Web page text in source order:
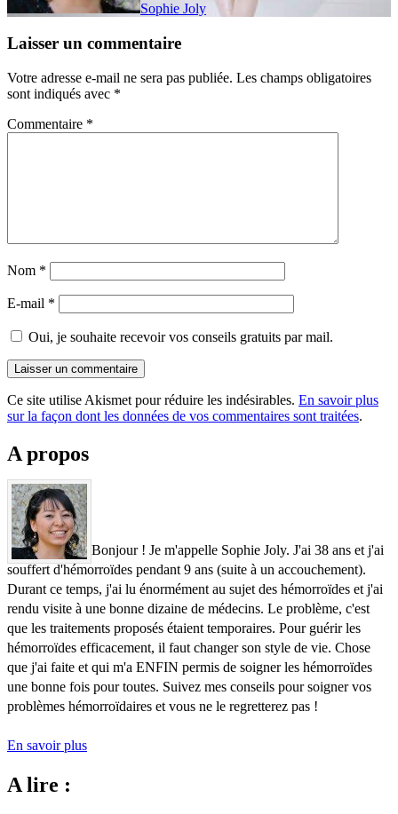
Sophie Joly
Laisser un commentaire
Votre adresse e-mail ne sera pas publiée. Les champs obligatoires
sont indiqués avec *
Commentaire *
Nom *
E-mail *
Oui, je souhaite recevoir vos conseils gratuits par mail.
Ce site utilise Akismet pour réduire les indésirables. En savoir plus
sur la façon dont les données de vos commentaires sont traitées.
A propos
Bonjour ! Je m'appelle Sophie Joly. J'ai 38 ans et j'ai
souffert d'hémorroïdes pendant 9 ans (suite à un accouchement).
Durant ce temps, j'ai lu énormément au sujet des hémorroïdes et j'ai
rendu visite à une bonne dizaine de médecins. Le problème, c'est
que les traitements proposés étaient temporaires. Pour guérir les
hémorroïdes efficacement, il faut changer son style de vie. Chose
que j'ai faite et qui m'a ENFIN permis de soigner les hémorroïdes
une bonne fois pour toutes. Suivez mes conseils pour soigner vos
problèmes hémorroïdaires et vous ne le regretterez pas !
En savoir plus
A lire :